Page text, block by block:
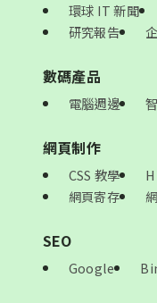
環球 IT 新聞
研究報告
數碼產品
電腦週邊
網頁制作
CSS 教學
網頁寄存
SEO
Google